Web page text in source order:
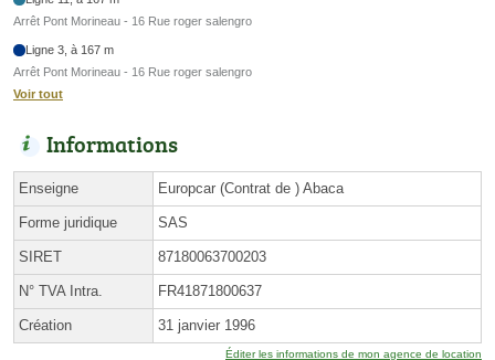
Arrêt Pont Morineau - 16 Rue roger salengro
Ligne 3, à 167 m
Arrêt Pont Morineau - 16 Rue roger salengro
Voir tout
Informations
Enseigne Europcar (Contrat de ) Abaca
Forme juridique SAS
SIRET 87180063700203
N° TVA Intra. FR41871800637
Création 31 janvier 1996
Éditer les informations de mon agence de location